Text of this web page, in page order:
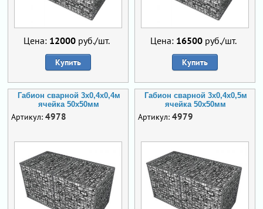
Цена: 12000 руб./шт.
Купить
Цена: 16500 руб./шт.
Купить
Габион сварной 3х0,4х0,4м
ячейка 50х50мм
Артикул: 4978
Габион сварной 3х0,4х0,5м
ячейка 50х50мм
Артикул: 4979